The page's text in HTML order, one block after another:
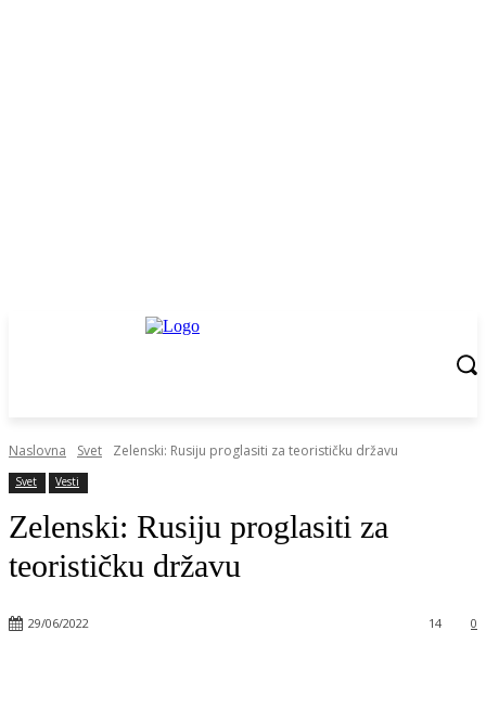
Naslovna Svet Zelenski: Rusiju proglasiti za teorističku državu
Svet Vesti
Zelenski: Rusiju proglasiti za
teorističku državu
29/06/2022 0
14